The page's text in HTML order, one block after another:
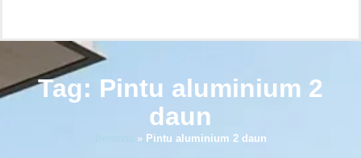
Tag: Pintu aluminium 2
daun
» Pintu aluminium 2 daun